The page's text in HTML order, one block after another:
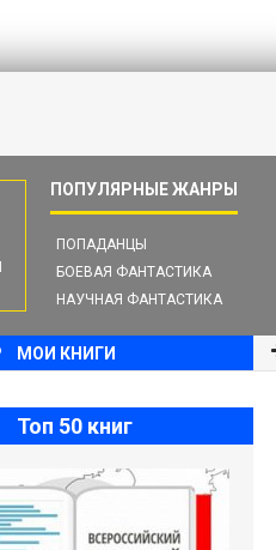
ПОПАДАНЦЫ
БОЕВАЯ ФАНТАСТИКА
НАУЧНАЯ ФАНТАСТИКА
МОИ КНИГИ
Топ 50 книг